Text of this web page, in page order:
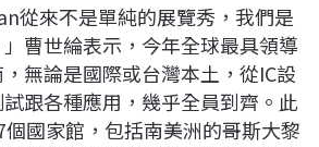
從來不是單純的展覽秀，我們是
曹世綸表示，今年全球最具領導
無論是國際或台灣本土，從IC設
跟各種應用，幾乎全員到齊。此
國家館，包括南美洲的哥斯大黎